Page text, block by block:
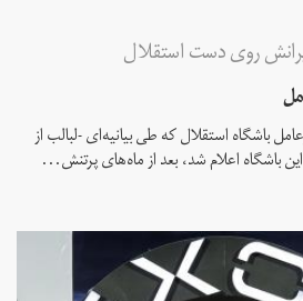
روی دست استقلال
باشگاه استقلال که طی بیانیه‌ای -لبالب از
باشگاه اعلام شد، بعد از ماه‌های پرتنش...